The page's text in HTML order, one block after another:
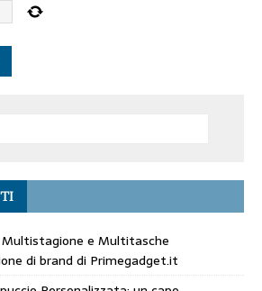
e Multitasche
di brand di Primegadget.it